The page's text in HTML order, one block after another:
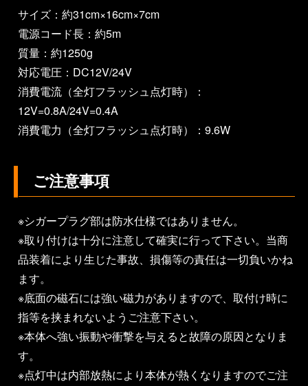
サイズ：約31cm×16cm×7cm
電源コード長：約5m
質量：約1250g
対応電圧：DC12V/24V
消費電流（全灯フラッシュ点灯時）：
12V=0.8A/24V=0.4A
消費電力（全灯フラッシュ点灯時）：9.6W
ご注意事項
※シガープラグ部は防水仕様ではありません。
※取り付けは十分に注意して確実に行って下さい。当商
品装着により生じた事故、損傷等の責任は一切負いかね
ます。
※底面の磁石には強い磁力がありますので、取付け時に
指等を挟まれないようご注意下さい。
※本体へ強い振動や衝撃を与えると故障の原因となりま
す。
※点灯中は内部放熱により本体が熱くなりますのでご注